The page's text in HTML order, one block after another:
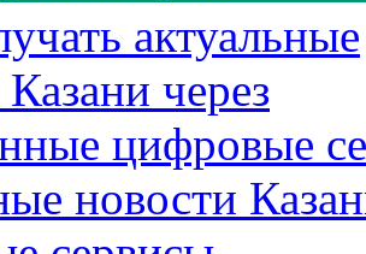
новости